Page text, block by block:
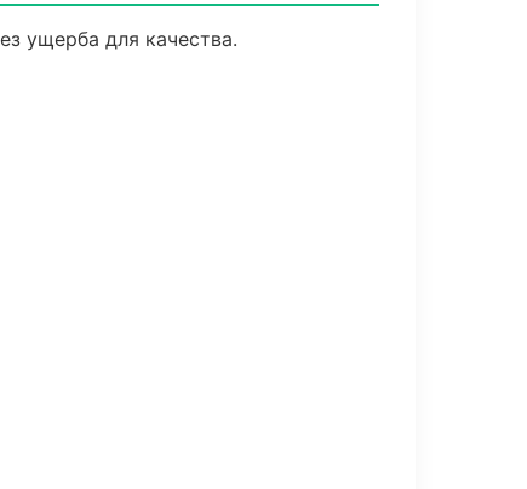
ущерба для качества.